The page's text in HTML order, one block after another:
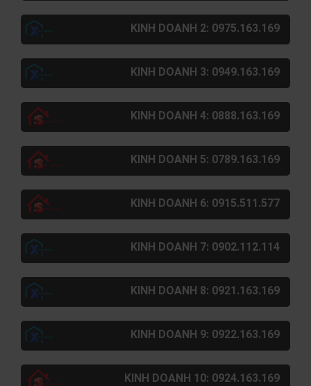
KINH DOANH 2: 0975.163.169
KINH DOANH 3: 0949.163.169
KINH DOANH 4: 0888.163.169
KINH DOANH 5: 0789.163.169
KINH DOANH 6: 0915.511.577
KINH DOANH 7: 0902.112.114
KINH DOANH 8: 0921.163.169
KINH DOANH 9: 0922.163.169
KINH DOANH 10: 0924.163.169